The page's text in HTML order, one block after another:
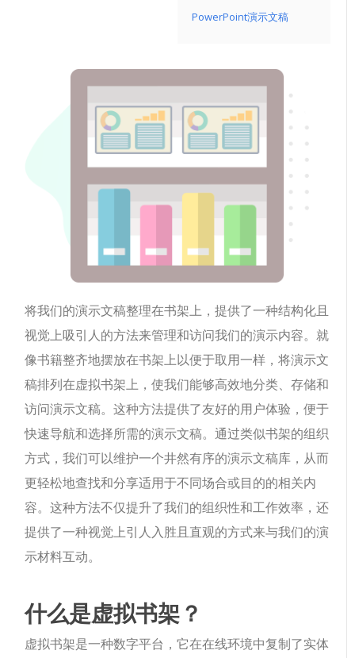
PowerPoint演示文稿
将我们的演示文稿整理在书架上，提供了一种结构化且
视觉上吸引人的方法来管理和访问我们的演示内容。就
像书籍整齐地摆放在书架上以便于取用一样，将演示文
稿排列在虚拟书架上，使我们能够高效地分类、存储和
访问演示文稿。这种方法提供了友好的用户体验，便于
快速导航和选择所需的演示文稿。通过类似书架的组织
方式，我们可以维护一个井然有序的演示文稿库，从而
更轻松地查找和分享适用于不同场合或目的的相关内
容。这种方法不仅提升了我们的组织性和工作效率，还
提供了一种视觉上引人入胜且直观的方式来与我们的演
示材料互动。
什么是虚拟书架？
虚拟书架是一种数字平台，它在在线环境中复制了实体